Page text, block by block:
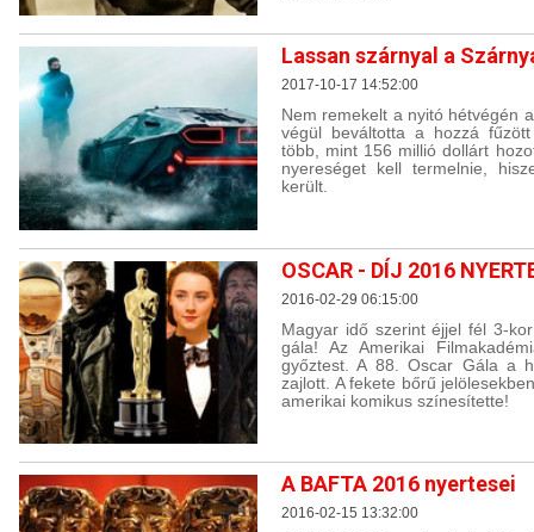
Lassan szárnyal a
2017-10-17 14:52:00
Nem remekelt a nyitó hétvégén
végül beváltotta a hozzá
több, mint 156 millió dollárt
nyereséget kell termelnie,
került.
OSCAR - DÍJ 2016
2016-02-29 06:15:00
Magyar idő szerint éjjel fél 3-
gála! Az Amerikai
győztest. A 88. Oscar Gála a
zajlott. A fekete bőrű
amerikai komikus színesítette!
A BAFTA 2016 nyertesei
2016-02-15 13:32:00